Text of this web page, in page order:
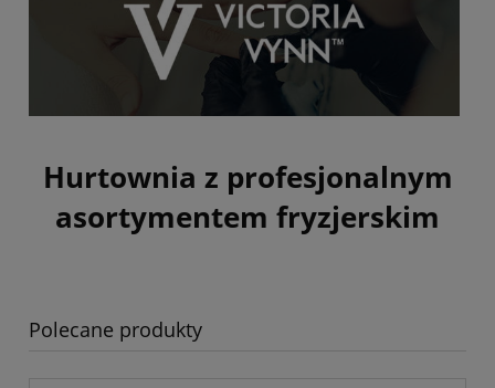
Hurtownia z profesjonalnym
asortymentem fryzjerskim
Polecane produkty